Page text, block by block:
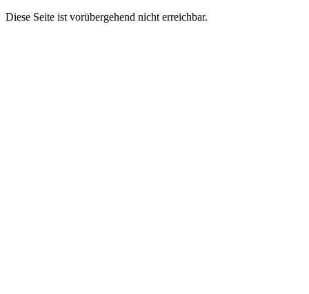
Diese Seite ist vorübergehend nicht erreichbar.